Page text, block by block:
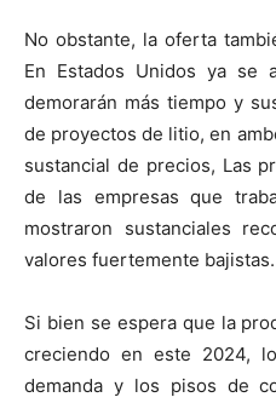
No obstante, la oferta
En Estados Unidos ya se
demorarán más tiempo y
de proyectos de litio, en
sustancial de precios, Las
de las empresas que
mostraron sustanciales
valores fuertemente bajistas.
Si bien se espera que la
creciendo en este 2024,
demanda y los pisos de